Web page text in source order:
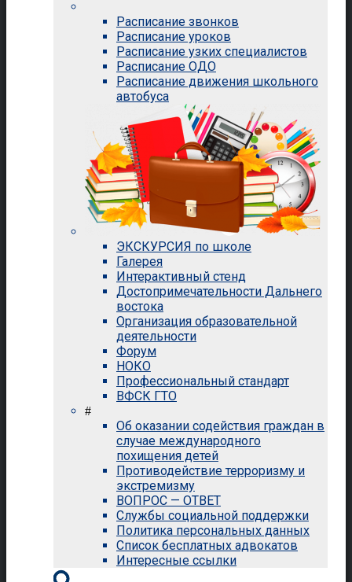
Расписание звонков
Расписание уроков
Расписание узких специалистов
Расписание ОДО
Расписание движения школьного
автобуса
ЭКСКУРСИЯ по школе
Галерея
Интерактивный стенд
Достопримечательности Дальнего
востока
Организация образовательной
деятельности
Форум
НОКО
Профессиональный стандарт
ВФСК ГТО
#
Об оказании содействия граждан в
случае международного
похищения детей
Противодействие терроризму и
экстремизму
ВОПРОС — ОТВЕТ
Службы социальной поддержки
Политика персональных данных
Список бесплатных адвокатов
Интересные ссылки